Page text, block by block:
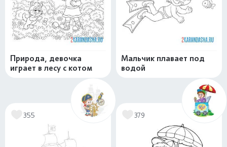
Природа, девочка
играет в лесу с котом
Мальчик плавает под
водой
355 379